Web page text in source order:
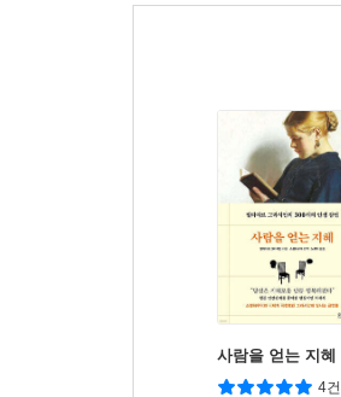
사람을 얻는 지혜
4건